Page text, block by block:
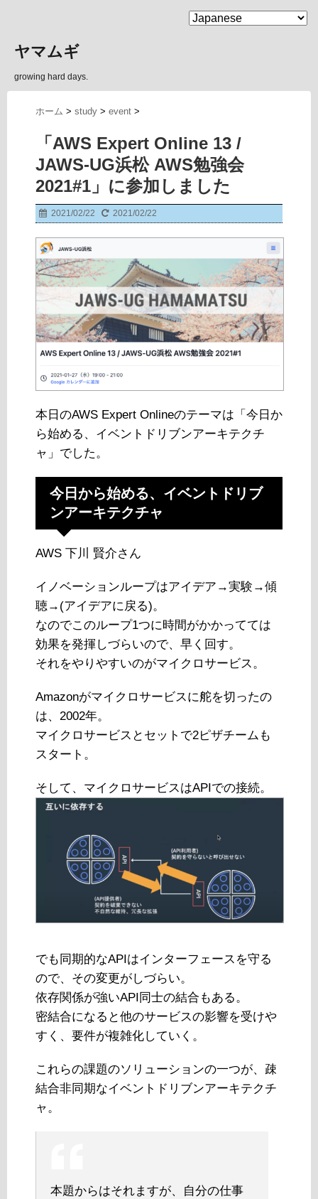
MENU
ヤマムギ
growing hard days.
ホーム > study > event >
「AWS Expert Online 13 /
JAWS-UG浜松 AWS勉強会
2021#1」に参加しました
2021/02/22 2021/02/22
本日のAWS Expert Onlineのテーマは「今日か
ら始める、イベントドリブンアーキテクチ
ャ」でした。
今日から始める、イベントドリブ
ンアーキテクチャ
AWS 下川 賢介さん
イノベーションループはアイデア→実験→傾
聴→(アイデアに戻る)。
なのでこのループ1つに時間がかかってては
効果を発揮しづらいので、早く回す。
それをやりやすいのがマイクロサービス。
Amazonがマイクロサービスに舵を切ったの
は、2002年。
マイクロサービスとセットで2ピザチームも
スタート。
そして、マイクロサービスはAPIでの接続。
でも同期的なAPIはインターフェースを守る
ので、その変更がしづらい。
依存関係が強いAPI同士の結合もある。
密結合になると他のサービスの影響を受けや
すく、要件が複雑化していく。
これらの課題のソリューションの一つが、疎
結合非同期なイベントドリブンアーキテクチ
ャ。
本題からはそれますが、自分の仕事